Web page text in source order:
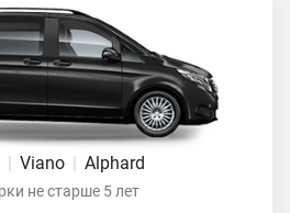
Viano Alphard
не старше 5 лет